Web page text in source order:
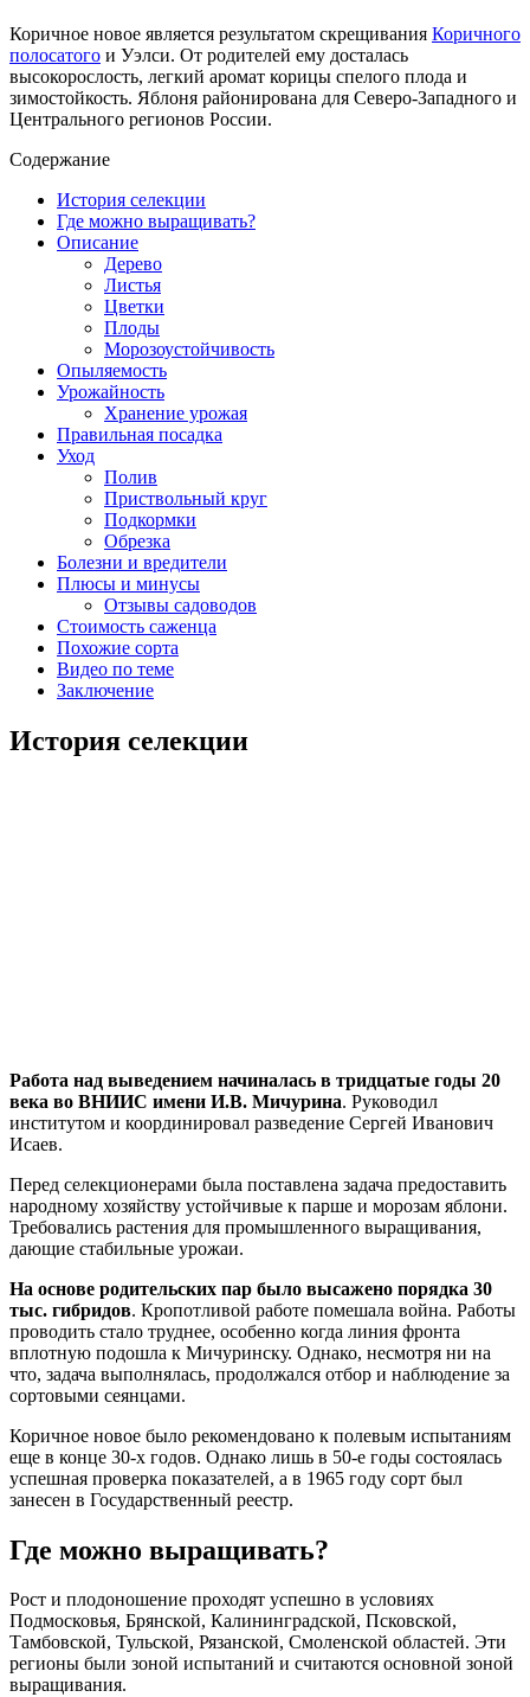
Коричное новое является результатом скрещивания Коричного
полосатого и Уэлси. От родителей ему досталась
высокорослость, легкий аромат корицы спелого плода и
зимостойкость. Яблоня районирована для Северо-Западного и
Центрального регионов России.
Содержание
История селекции
Где можно выращивать?
Описание
Дерево
Листья
Цветки
Плоды
Морозоустойчивость
Опыляемость
Урожайность
Хранение урожая
Правильная посадка
Уход
Полив
Приствольный круг
Подкормки
Обрезка
Болезни и вредители
Плюсы и минусы
Отзывы садоводов
Стоимость саженца
Похожие сорта
Видео по теме
Заключение
История селекции
Работа над выведением начиналась в тридцатые годы 20
века во ВНИИС имени И.В. Мичурина. Руководил
институтом и координировал разведение Сергей Иванович
Исаев.
Перед селекционерами была поставлена задача предоставить
народному хозяйству устойчивые к парше и морозам яблони.
Требовались растения для промышленного выращивания,
дающие стабильные урожаи.
На основе родительских пар было высажено порядка 30
тыс. гибридов. Кропотливой работе помешала война. Работы
проводить стало труднее, особенно когда линия фронта
вплотную подошла к Мичуринску. Однако, несмотря ни на
что, задача выполнялась, продолжался отбор и наблюдение за
сортовыми сеянцами.
Коричное новое было рекомендовано к полевым испытаниям
еще в конце 30-х годов. Однако лишь в 50-е годы состоялась
успешная проверка показателей, а в 1965 году сорт был
занесен в Государственный реестр.
Где можно выращивать?
Рост и плодоношение проходят успешно в условиях
Подмосковья, Брянской, Калининградской, Псковской,
Тамбовской, Тульской, Рязанской, Смоленской областей. Эти
регионы были зоной испытаний и считаются основной зоной
выращивания.